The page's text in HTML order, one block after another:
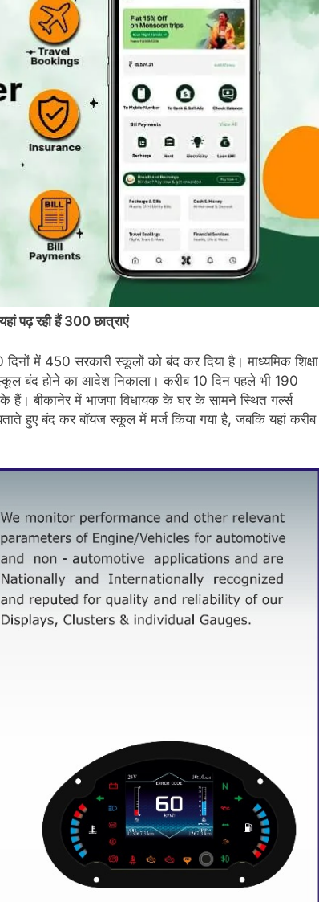
पढ़ रही हैं 300 छात्राएं
में 450 सरकारी स्कूलों को बंद कर दिया है। माध्यमिक शिक्षा
बंद होने का आदेश निकाला। करीब 10 दिन पहले भी 190
हैं। बीकानेर में भाजपा विधायक के घर के सामने स्थित गर्ल्स
हुए बंद कर बॉयज स्कूल में मर्ज किया गया है, जबकि यहां करीब